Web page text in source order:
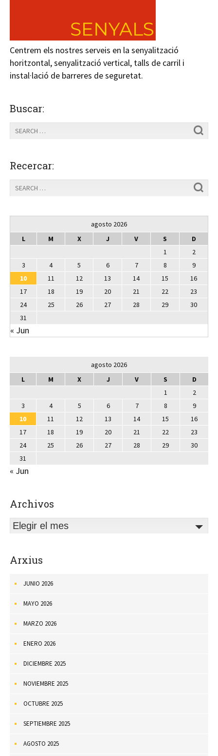
Centrem els nostres serveis en la senyalització
horitzontal, senyalització vertical, talls de carril i
instal·lació de barreres de seguretat.
Buscar:
Recercar:
agosto 2026
L
M X J V S
D
1
2
3
4 5 6 7 8
9
10
11 12 13 14 15
16
17
18 19 20 21 22
23
24
25 26 27 28 29
30
31
« Jun
agosto 2026
L
M X J V S
D
1
2
3
4 5 6 7 8
9
10
11 12 13 14 15
16
17
18 19 20 21 22
23
24
25 26 27 28 29
30
31
« Jun
Archivos
Elegir el mes
Arxius
JUNIO 2026
MAYO 2026
MARZO 2026
ENERO 2026
DICIEMBRE 2025
NOVIEMBRE 2025
OCTUBRE 2025
SEPTIEMBRE 2025
AGOSTO 2025